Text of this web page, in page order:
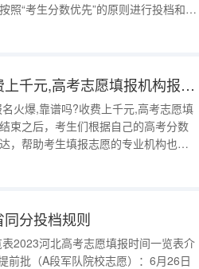
照“考生分数优先”的原则进行投档和录
批，在相应类别录取控制分数线上，
高考报志愿机构收费 收费上千元,高考志愿填报机构报名火爆,靠谱吗?
火爆,靠谱吗?收费上千元,高考志愿填
束之后，考生们根据自己的高考分数
，帮助考生填报志愿的专业机构也越
门的专业，有就业前景的专业，不惜
分投档规则
2023河北高考志愿填报时间一览表介
前批（A段军队院校志愿）：6月26日